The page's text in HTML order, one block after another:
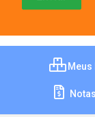
Meus